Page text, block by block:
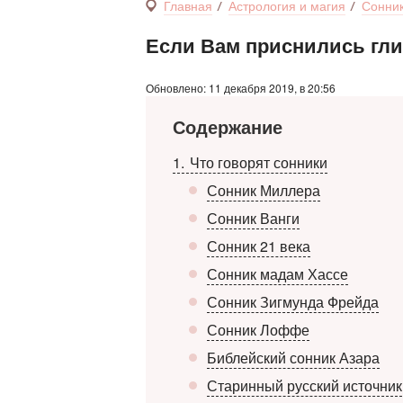
Главная Астрология и магия
Если Вам приснились
Обновлено: 11 декабря 2019, в 20:56
Содержание
1
Что говорят сонники
Сонник Миллера
Сонник Ванги
Сонник 21 века
Сонник мадам Хассе
Сонник Зигмунда Фрейда
Сонник Лоффе
Библейский сонник Азара
Старинный русский источник